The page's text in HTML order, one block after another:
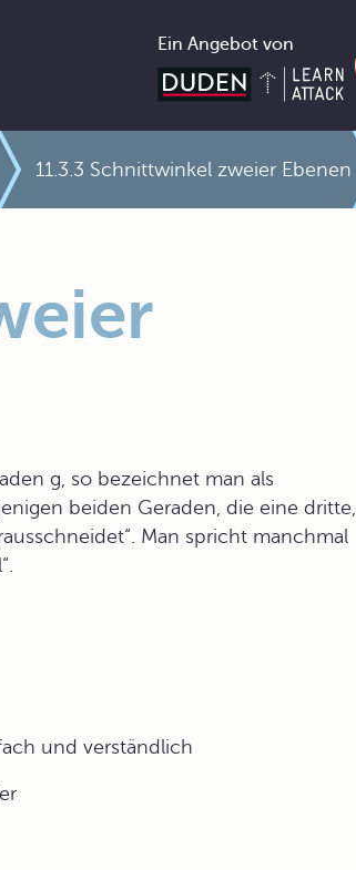
Ein Angebot von
11.3.3 Schnittwinkel zweier Ebenen
g, so bezeichnet man als
beiden Geraden, die eine dritte,
Man spricht manchmal
und verständlich